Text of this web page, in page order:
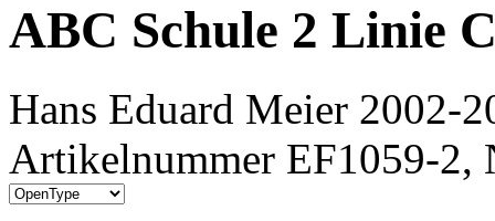
ABC Schule 2 Linie
Hans Eduard Meier 2002-
Artikelnummer EF1059-2,